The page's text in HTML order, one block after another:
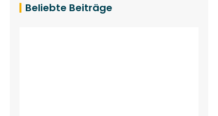
Beliebte Beiträge